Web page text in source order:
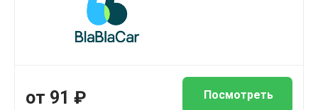
от 91 ₽ Посмотреть